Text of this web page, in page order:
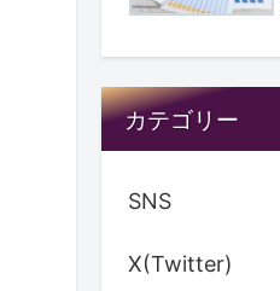
カテゴリー
SNS
X(Twitter)